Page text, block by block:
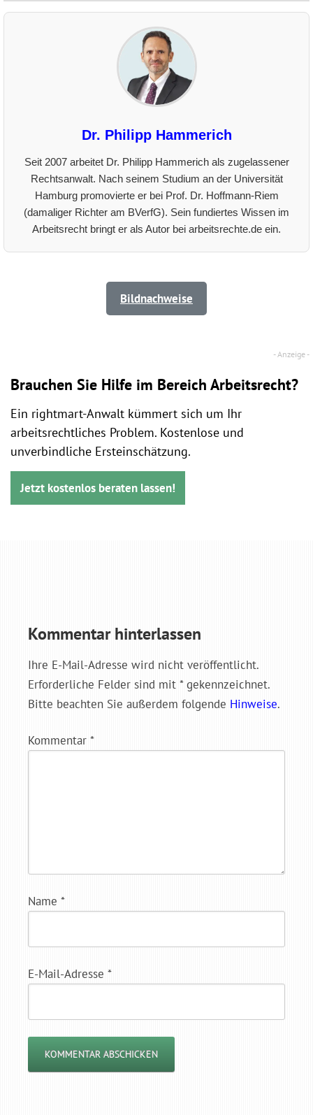
Dr. Philipp Hammerich
Seit 2007 arbeitet Dr. Philipp Hammerich als zugelassener
Rechtsanwalt. Nach seinem Studium an der Universität
Hamburg promovierte er bei Prof. Dr. Hoffmann-Riem
(damaliger Richter am BVerfG). Sein fundiertes Wissen im
Arbeitsrecht bringt er als Autor bei arbeitsrechte.de ein.
Bildnachweise
Brauchen Sie Hilfe im Bereich Arbeitsrecht?
Ein rightmart-Anwalt kümmert sich um Ihr
arbeitsrechtliches Problem. Kostenlose und
unverbindliche Ersteinschätzung.
Jetzt kostenlos beraten lassen!
Kommentar hinterlassen
Ihre E-Mail-Adresse wird nicht veröffentlicht.
Erforderliche Felder sind mit * gekennzeichnet.
Bitte beachten Sie außerdem folgende Hinweise.
Kommentar *
Name *
E-Mail-Adresse *